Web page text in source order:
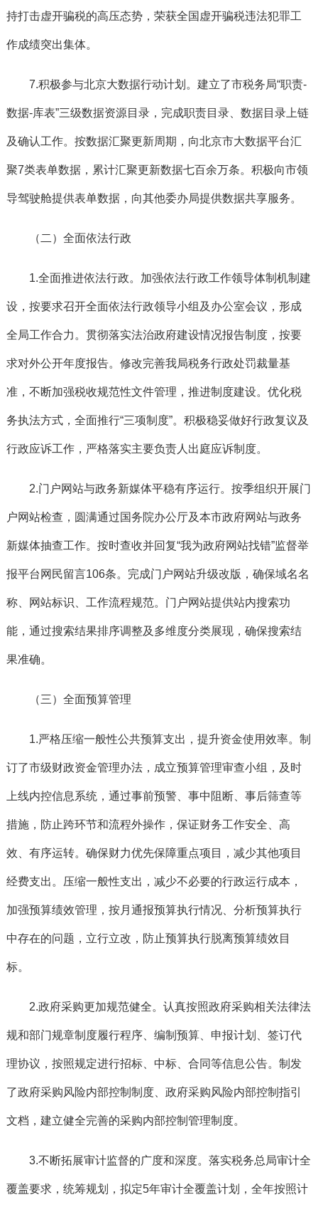
持打击虚开骗税的高压态势，荣获全国虚开骗税违法犯罪工
作成绩突出集体。
7.积极参与北京大数据行动计划。 建立了市税务局“职责-
数据-库表”三级数据资源目录，完成职责目录、数据目录上链
及确认工作。按数据汇聚更新周期，向北京市大数据平台汇
聚7类表单数据，累计汇聚更新数据七百余万条。积极向市领
导驾驶舱提供表单数据，向其他委办局提供数据共享服务。
（二）全面依法行政
1.全面推进依法行政。 加强依法行政工作领导体制机制建
设，按要求召开全面依法行政领导小组及办公室会议，形成
全局工作合力。贯彻落实法治政府建设情况报告制度，按要
求对外公开年度报告。修改完善我局税务行政处罚裁量基
准，不断加强税收规范性文件管理，推进制度建设。 优化税
务执法方式，全面推行“三项制度”。 积极稳妥做好行政复议及
行政应诉工作，严格落实主要负责人出庭应诉制度。
2.门户网站与政务新媒体平稳有序运行。 按季组织开展门
户网站检查，圆满通过国务院办公厅及本市政府网站与政务
新媒体抽查工作。按时查收并回复“我为政府网站找错”监督举
报平台网民留言106条。完成门户网站升级改版，确保域名名
称、网站标识、工作流程规范。门户网站提供站内搜索功
能，通过搜索结果排序调整及多维度分类展现，确保搜索结
果准确。
（三）全面预算管理
1.严格压缩一般性公共预算支出，提升资金使用效率。 制
订了市级财政资金管理办法，成立预算管理审查小组， 及时
上线内控信息系统，通过事前预警、事中阻断、事后筛查等
措施，防止跨环节和流程外操作，保证财务工作安全、高
效、有序运转。 确保财力优先保障重点项目，减少其他项目
经费支出。压缩一般性支出，减少不必要的行政运行成本，
加强预算绩效管理，按月通报预算执行情况、分析预算执行
中存在的问题，立行立改，防止预算执行脱离预算绩效目
标。
2.政府采购更加规范健全。 认真按照政府采购相关法律法
规和部门规章制度履行程序、编制预算、申报计划、签订代
理协议，按照规定进行招标、中标、合同等信息公告。制发
了政府采购风险内部控制制度、政府采购风险内部控制指引
文档，建立健全完善的采购内部控制管理制度。
3.不断拓展审计监督的广度和深度。 落实税务总局审计全
覆盖要求，统筹规划，拟定5年审计全覆盖计划，全年按照计